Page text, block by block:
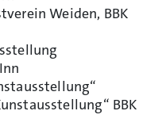
Weiden, BBK
BBK